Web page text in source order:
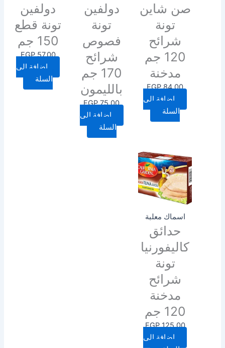
صن شاين
تونة
شرائح
120 جم
مدخنة
EGP84.00
إضافة إلى
السلة
دولفين
تونة
فصوص
شرائح
170 جم
بالليمون
EGP75.00
إضافة إلى
السلة
دولفين
تونة قطع
150 جم
EGP57.00
إضافة إلى
السلة
اسماك معلبة
حدائق
كاليفورنيا
تونة
شرائح
مدخنة
120 جم
EGP125.00
إضافة إلى